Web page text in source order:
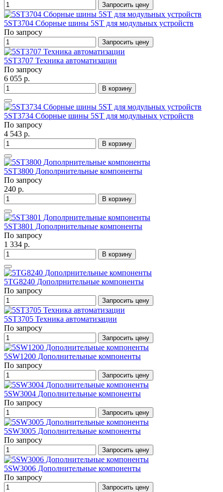
Запросить цену
5ST3704 Сборные шины 5ST для модульных устройств
По запросу
Запросить цену
5ST3707 Техника автоматизации
По запросу
6 055 р.
В корзину
5ST3734 Сборные шины 5ST для модульных устройств
По запросу
4 543 р.
В корзину
5ST3800 Дополрнительные компоненты
По запросу
240 р.
В корзину
5ST3801 Дополрнительные компоненты
По запросу
1 334 р.
В корзину
5TG8240 Дополрнительные компоненты
По запросу
Запросить цену
5ST3705 Техника автоматизации
По запросу
Запросить цену
5SW1200 Дополнительные компоненты
По запросу
Запросить цену
5SW3004 Дополнительные компоненты
По запросу
Запросить цену
5SW3005 Дополнительные компоненты
По запросу
Запросить цену
5SW3006 Дополнительные компоненты
По запросу
Запросить цену